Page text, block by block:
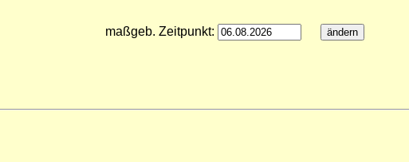
maßgeb. Zeitpunkt: